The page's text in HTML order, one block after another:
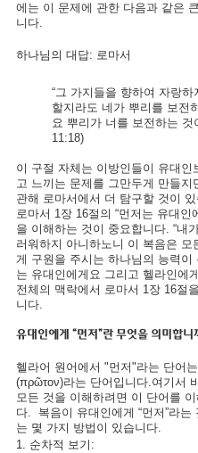
에는 이 문제에 관한 다음과 같은
니다.
하나님의 대답: 로마서
“그 가지들을 향하여 자랑하
할지라도 네가 뿌리를 보전
요 뿌리가 너를 보전하는 것
11:18)
이 구절 자체는 이방인들이 유대인
고 느끼는 문제를 그만두게 만들지
관해 로마서에서 더 탐구할 것이
로마서 1장 16절의 “먼저는 유대인
을 이해하는 것이 중요합니다. “내
러워하지 아니하노니 이 복음은 모
게 구원을 주시는 하나님의 능력이
는 유대인에게요 그리고 헬라인에
전체의 맥락에서 로마서 1장 16절
니다.
유대인에게 “먼저”란 무엇을 의미합니
헬라어 원어에서 "먼저"라는 단어
(πρῶτον)라는 단어입니다.여기서
모든 것을 이해하려면 이 단어를
다.  복음이 유대인에게 “먼저”라는
는 몇 가지 방법이 있습니다.
1. 순차적 보기: